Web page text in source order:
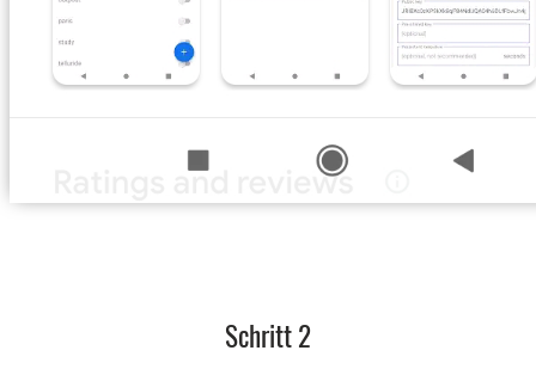
Schritt 2